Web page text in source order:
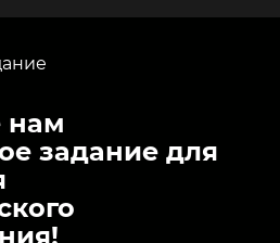
нам
задание для